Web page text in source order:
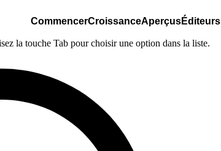
CommencerCroissanceAperçusÉditeurs
la touche Tab pour choisir une option dans la liste.